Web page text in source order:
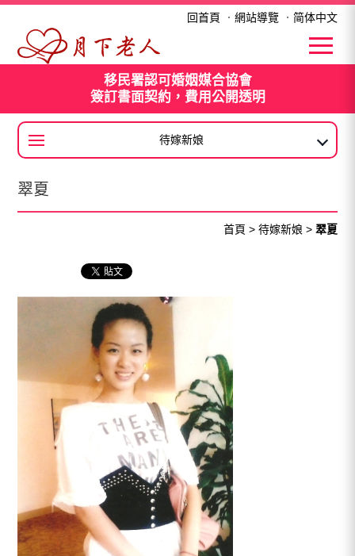
翠夏
回首頁 ． 網站導覽． 简体中文
移民署認可婚姻媒合協會
簽訂書面契約，費用公開透明
待嫁新娘
大陸新娘
翠夏
首頁 > 待嫁新娘 > 翠夏